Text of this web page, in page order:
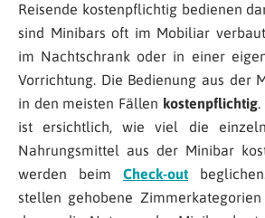
Reisende kostenpflichtig bedienen
sind Minibars oft im Mobiliar
im Nachtschrank oder in einer
Vorrichtung. Die Bedienung aus der
in den meisten Fällen kostenpflichtig.
ist ersichtlich, wie viel die
Nahrungsmittel aus der Minibar
werden beim Check-out
stellen gehobene